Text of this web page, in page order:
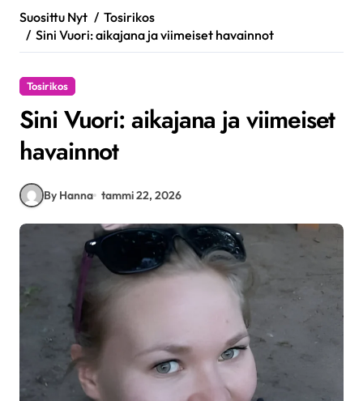
Suosittu Nyt
Tosirikos
Sini Vuori: aikajana ja viimeiset havainnot
Tosirikos
Sini Vuori: aikajana ja viimeiset
havainnot
By Hanna tammi 22, 2026